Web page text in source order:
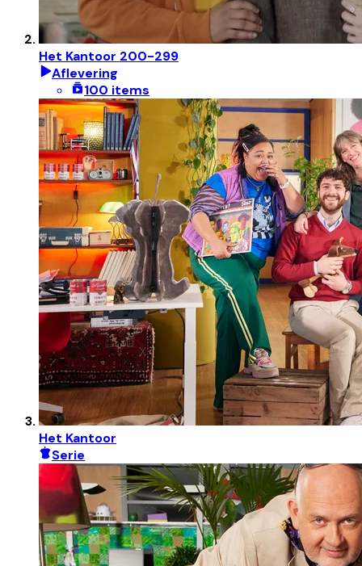
Het Kantoor 200-299
Aflevering
100 items
Het Kantoor
Serie